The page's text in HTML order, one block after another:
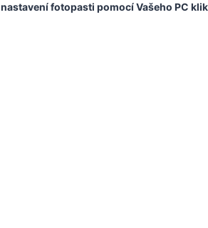
fotopasti pomocí Vašeho PC